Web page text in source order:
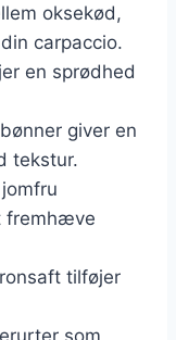
oksekød,
carpaccio.
en sprødhed
giver en
tekstur.
fremhæve
tilføjer
som